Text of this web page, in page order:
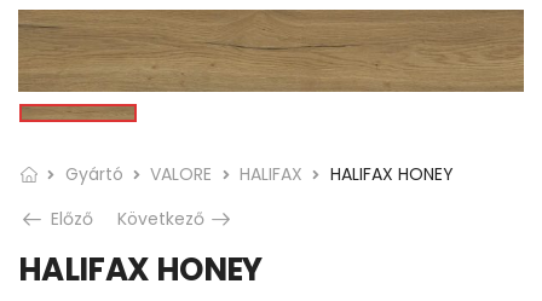
Gyártó VALORE HALIFAX
HALIFAX HONEY
Előző
Következő
HALIFAX HONEY